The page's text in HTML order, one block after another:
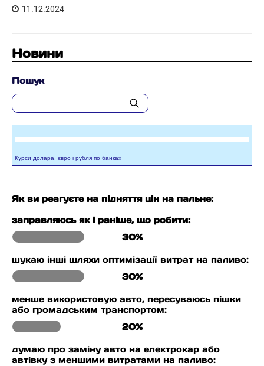
11.12.2024
Новини
Пошук
Курси долара, євро і рубля по банках
Як ви реагуєте на підняття цін на пальне:
заправляюсь як і раніше, що робити:
30%
шукаю інші шляхи оптимізації витрат на паливо:
30%
менше використовую авто, пересуваюсь пішки
або громадським транспортом:
20%
думаю про заміну авто на електрокар або
автівку з меншими витратами на паливо: